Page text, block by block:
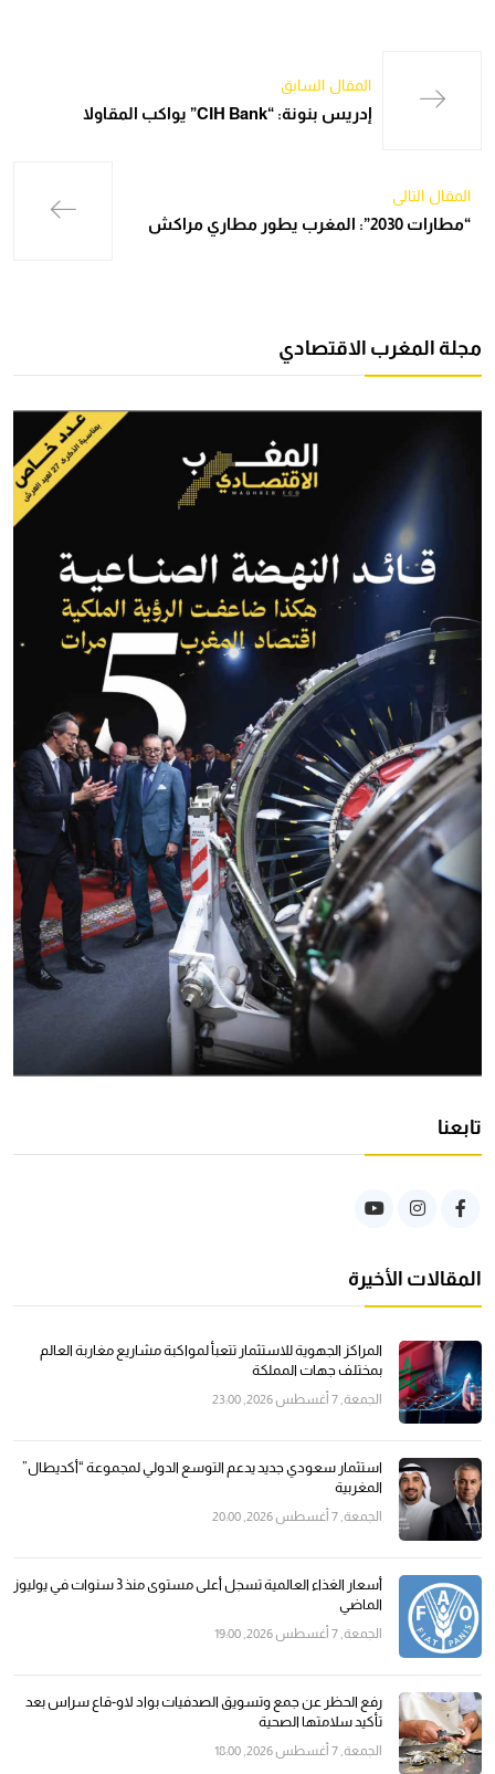
المقال السابق
إدريس بنونة: “CIH Bank” يواكب المقاولا
المقال التالي
“مطارات 2030”: المغرب يطور مطاري مراكش
مجلة المغرب الاقتصادي
تابعنا
المقالات الأخيرة
المراكز الجهوية للاستثمار تتعبأ لمواكبة مشاريع مغاربة العالم
بمختلف جهات المملكة
الجمعة, 7 أغسطس 2026, 23:00
استثمار سعودي جديد يدعم التوسع الدولي لمجموعة “أكديطال”
المغربية
الجمعة, 7 أغسطس 2026, 20:00
أسعار الغذاء العالمية تسجل أعلى مستوى منذ 3 سنوات في يوليوز
الماضي
الجمعة, 7 أغسطس 2026, 19:00
رفع الحظر عن جمع وتسويق الصدفيات بواد لاو-قاع سراس بعد
تأكيد سلامتها الصحية
الجمعة, 7 أغسطس 2026, 18:00